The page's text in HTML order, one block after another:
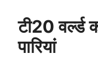
टी20 वर्ल्ड
पारियां